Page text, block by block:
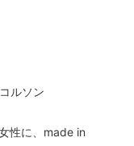
ルソン
性に、made in